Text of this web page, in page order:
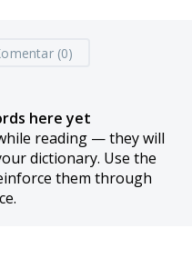
(0)
here yet
reading — they will
dictionary. Use the
them through